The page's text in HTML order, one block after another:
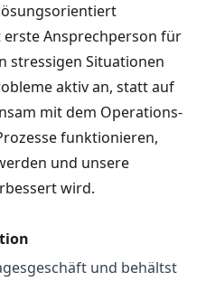
Ansprechperson für
stressigen Situationen
aktiv an, statt auf
mit dem Operations-
funktionieren,
und unsere
wird.
und behältst